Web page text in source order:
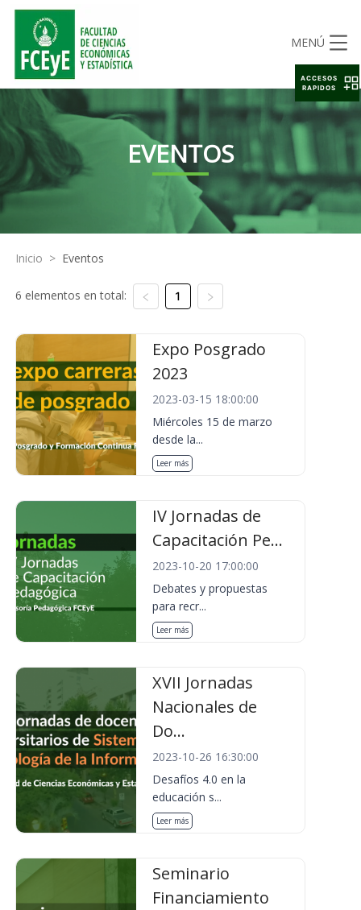
MENÚ
EVENTOS
Inicio > Eventos
6 elementos en total: 1
Expo Posgrado
2023
2023-03-15 18:00:00
Miércoles 15 de marzo
desde la...
Leer más
IV Jornadas de
Capacitación Pe...
2023-10-20 17:00:00
Debates y propuestas
para recr...
Leer más
XVII Jornadas
Nacionales de
Do...
2023-10-26 16:30:00
Desafíos 4.0 en la
educación s...
Leer más
Seminario
Financiamiento
ACCESOS
RAPIDOS